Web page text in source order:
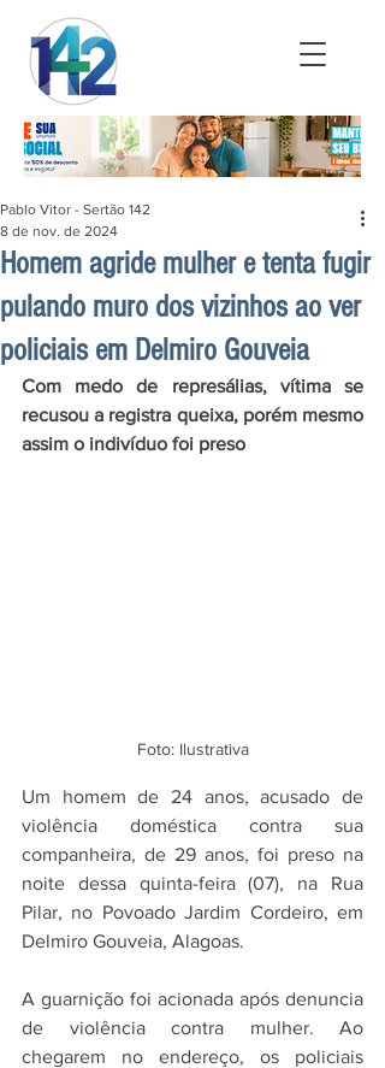
Homem agride mulher e tenta fugir
pulando muro dos vizinhos ao ver
policiais em Delmiro Gouveia
Pablo Vitor - Sertão 142
8 de nov. de 2024
Com medo de represálias, vítima se
recusou a registra queixa, porém mesmo
assim o indivíduo foi preso
Foto: Ilustrativa
Um homem de 24 anos, acusado de
violência doméstica contra sua
companheira, de 29 anos, foi preso na
noite dessa quinta-feira (07), na Rua
Pilar, no Povoado Jardim Cordeiro, em
Delmiro Gouveia, Alagoas.
A guarnição foi acionada após denuncia
de violência contra mulher. Ao
chegarem no endereço, os policiais